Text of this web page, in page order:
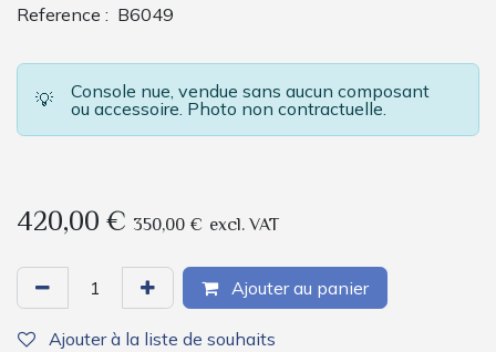
Reference : B6049
💡
Console nue, vendue sans aucun composant
ou accessoire. Photo non contractuelle.
420,00€ 350,00 € excl. VAT
Ajouter au panier
Ajouter à la liste de souhaits